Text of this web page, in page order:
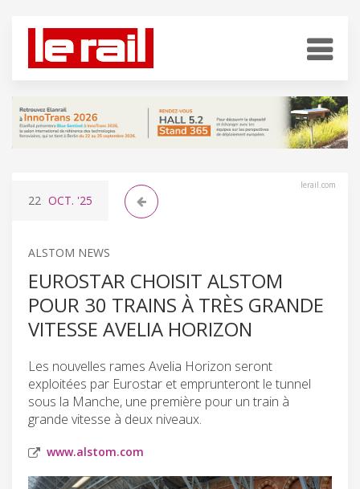
lerail.com
22 OCT. '25
ALSTOM NEWS
EUROSTAR CHOISIT ALSTOM
POUR 30 TRAINS À TRÈS GRANDE
VITESSE AVELIA HORIZON
Les nouvelles rames Avelia Horizon seront
exploitées par Eurostar et emprunteront le tunnel
sous la Manche, une première pour un train à
grande vitesse à deux niveaux.
www.alstom.com